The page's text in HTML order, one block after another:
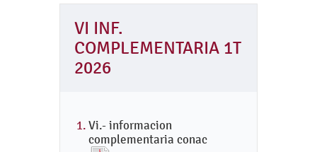
VI INF.
COMPLEMENTARIA 1T
2026
Vi.- informacion
complementaria conac